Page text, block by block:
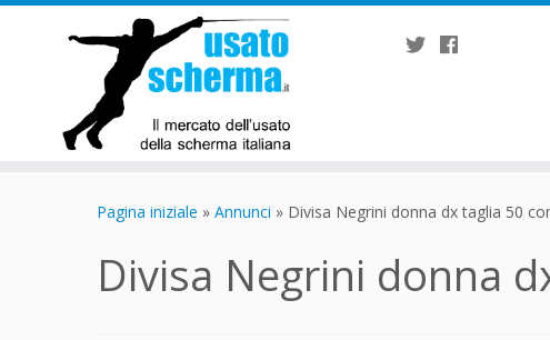
Pagina iniziale » Annunci » Divisa Negrini donna dx taglia 50
Divisa Negrini donna